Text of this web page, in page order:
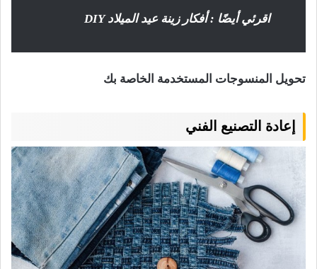
اقرئي أيضًا :أفكار زينة عيد الميلاد DIY
تحويل المنسوجات المستخدمة الخاصة بك
إعادة التصنيع الفني